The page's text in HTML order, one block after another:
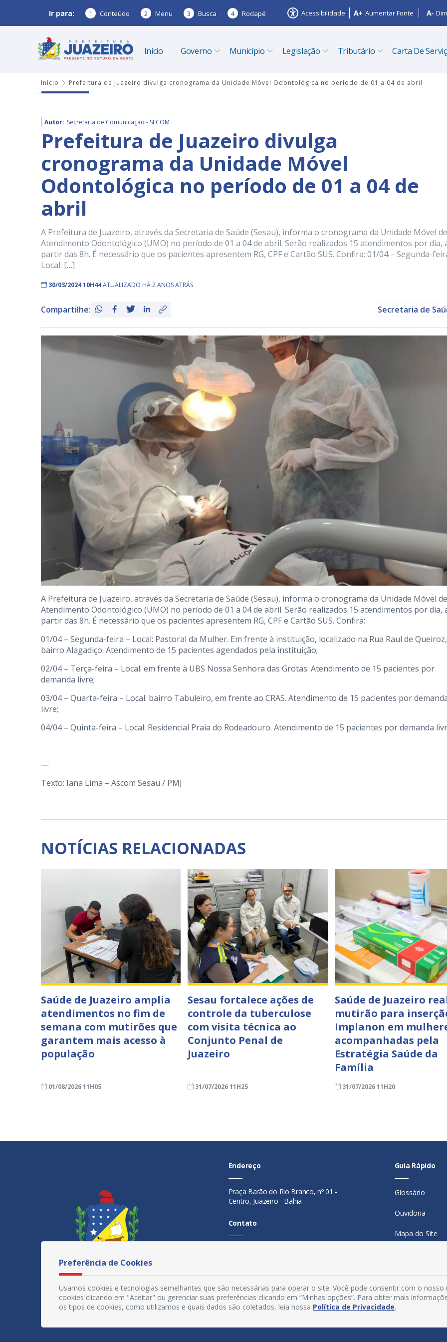
Ir para: 1 Conteúdo 2 Menu 3 Busca 4 Rodapé Acessibilidade Aumentar Fonte
Início Governo Município Legislação Tributário Carta De
Início Prefeitura de Juazeiro divulga cronograma da Unidade Móvel Odontológica no período de 01 a 04 de abril
Autor: Secretaria de Comunicação - SECOM
Prefeitura de Juazeiro divulga
cronograma da Unidade Móvel
Odontológica no período de 01 a 04 de
abril
A Prefeitura de Juazeiro, através da Secretaria de Saúde (Sesau), informa o cronograma da Unidade Móvel de
Atendimento Odontológico (UMO) no período de 01 a 04 de abril. Serão realizados 15 atendimentos por dia,
partir das 8h. É necessário que os pacientes apresentem RG, CPF e Cartão SUS. Confira: 01/04 – Segunda-
Local: […]
30/03/2024 10H44ATUALIZADO HÁ 2 ANOS ATRÁS
Compartilhe: Secretaria de
A Prefeitura de Juazeiro, através da Secretaria de Saúde (Sesau), informa o cronograma da Unidade Móvel de
Atendimento Odontológico (UMO) no período de 01 a 04 de abril. Serão realizados 15 atendimentos por dia,
partir das 8h. É necessário que os pacientes apresentem RG, CPF e Cartão SUS. Confira:
01/04 – Segunda-feira – Local: Pastoral da Mulher. Em frente à instituição, localizado na Rua Raul de Queiroz,
bairro Alagadiço. Atendimento de 15 pacientes agendados pela instituição;
02/04 – Terça-feira – Local: em frente à UBS Nossa Senhora das Grotas. Atendimento de 15 pacientes por
demanda livre;
03/04 – Quarta-feira – Local: bairro Tabuleiro, em frente ao CRAS. Atendimento de 15 pacientes por
livre;
04/04 – Quinta-feira – Local: Residencial Praia do Rodeadouro. Atendimento de 15 pacientes por demanda
—
Texto: Iana Lima – Ascom Sesau / PMJ
NOTÍCIAS RELACIONADAS
Saúde de Juazeiro amplia
atendimentos no fim de
semana com mutirões que
garantem mais acesso à
população
01/08/2026 11H05
Sesau fortalece ações de
controle da tuberculose
com visita técnica ao
Conjunto Penal de
Juazeiro
31/07/2026 11H25
Saúde de Juazeiro
mutirão para
Implanon em
acompanhadas pela
Estratégia Saúde da
Família
31/07/2026 11H20
Endereço
Praça Barão do Rio Branco, nº 01 -
Centro, Juazeiro - Bahia
Contato
Segunda a sexta-feira, das 08h às
Guia Rápido
Glossário
Ouvidoria
Mapa do Site
Manual de
Política de
Preferência de Cookies
Usamos cookies e tecnologias semelhantes que são necessárias para operar o site. Você pode consentir com o nosso
cookies clicando em "Aceitar" ou gerenciar suas preferências clicando em “Minhas opções”. Para obter mais
os tipos de cookies, como utilizamos e quais dados são coletados, leia nossa Política de Privacidade.